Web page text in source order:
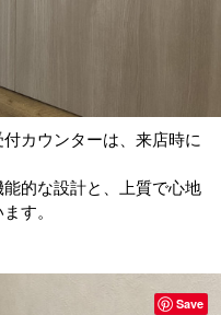
カウンターは、来店時に
的な設計と、上質で心地
す。
Save